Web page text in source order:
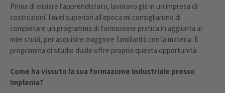
Prima di iniziare l'apprendistato, lavoravo già in un'impresa di
costruzioni. I miei superiori all'epoca mi consigliarono di
completare un programma di formazione pratica in aggiunta ai
miei studi, per acquisire maggiore familiarità con la materia. Il
programma di studio duale offre proprio questa opportunità.
Come ha vissuto la sua formazione industriale presso
Implenia?